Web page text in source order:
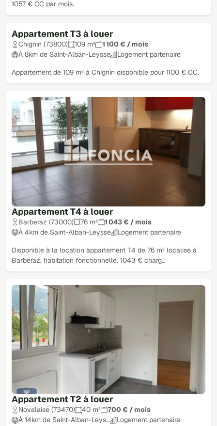
1057 € CC par mois.
Appartement T3 à louer
Chignin (73800) 109 m²
1 100 € / mois
À 8km de Saint-Alban-Leysse
Logement partenaire
Appartement de 109 m² à Chignin disponible pour 1100 € CC.
Appartement T4 à louer
Barberaz (73000) 76 m²
1 043 € / mois
À 4km de Saint-Alban-Leysse
Logement partenaire
Disponible à la location appartement T4 de 76 m² localisé à
Barberaz, habitation fonctionnelle. 1043 € charg…
Appartement T2 à louer
Novalaise (73470) 40 m²
700 € / mois
À 14km de Saint-Alban-Leys…
Logement partenaire